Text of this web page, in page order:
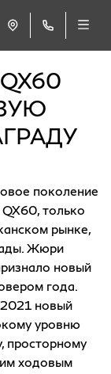
поколение
только
рынке,
Жюри
новый
года.
новый
уровню
просторному
ходовым